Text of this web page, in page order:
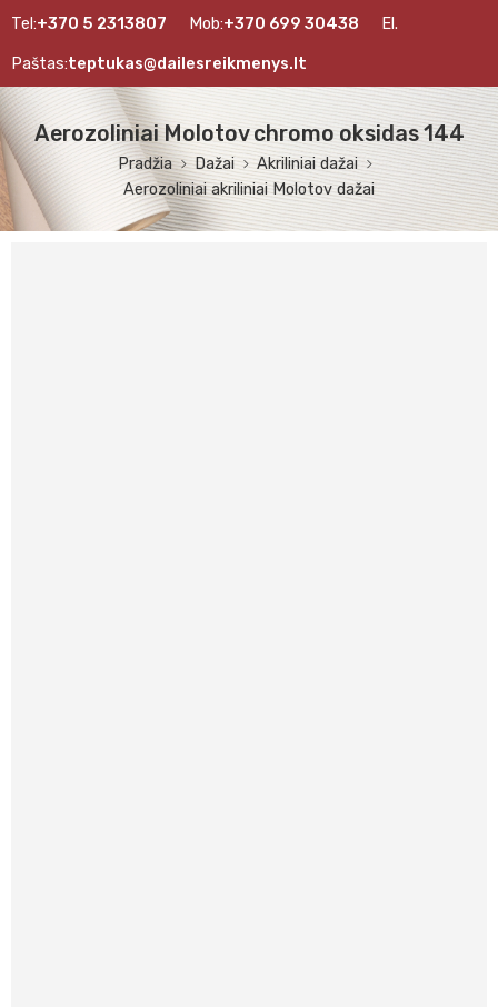
Tel:+370 5 2313807 Mob:+370 699 30438 El.
Paštas:teptukas@dailesreikmenys.lt
Aerozoliniai Molotov chromo oksidas 144
Pradžia Dažai
Akriliniai dažai
Aerozoliniai akriliniai Molotov dažai